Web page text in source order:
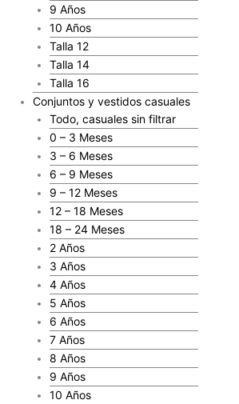
9 Años
10 Años
Talla 12
Talla 14
Talla 16
Conjuntos y vestidos casuales
Todo, casuales sin filtrar
0 – 3 Meses
3 – 6 Meses
6 – 9 Meses
9 – 12 Meses
12 – 18 Meses
18 – 24 Meses
2 Años
3 Años
4 Años
5 Años
6 Años
7 Años
8 Años
9 Años
10 Años